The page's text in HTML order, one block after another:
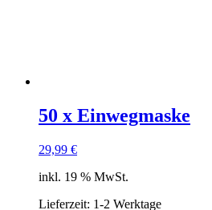
50 x Einwegmaske
29,99 €
inkl. 19 % MwSt.
Lieferzeit: 1-2 Werktage